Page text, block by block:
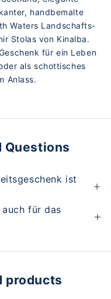
handbemalte
Waters Landschafts-
Stolas von Kinalba.
für ein Leben
als schottisches
Anlass.
Questions
ist
für das
products